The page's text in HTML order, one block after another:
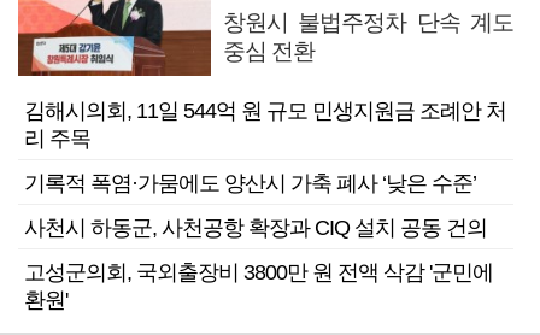
창원시 불법주정차 단속 계도
중심 전환
김해시의회, 11일 544억 원 규모 민생지원금 조례안 처
리 주목
기록적 폭염·가뭄에도 양산시 가축 폐사 ‘낮은 수준’
사천시 하동군, 사천공항 확장과 CIQ 설치 공동 건의
고성군의회, 국외출장비 3800만 원 전액 삭감 '군민에
환원'